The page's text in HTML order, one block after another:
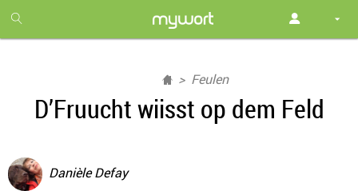
month
free
Feulen
D’Fruucht wiisst op dem Feld
Danièle Defay